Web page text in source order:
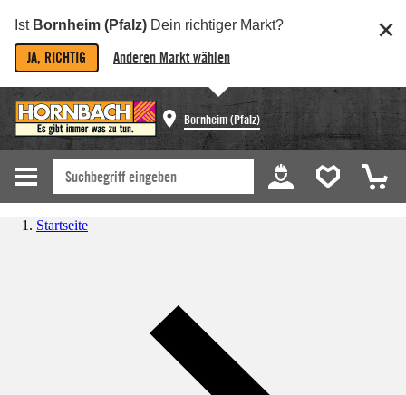
Ist Bornheim (Pfalz) Dein richtiger Markt?
JA, RICHTIG Anderen Markt wählen
Bornheim (Pfalz)
Startseite